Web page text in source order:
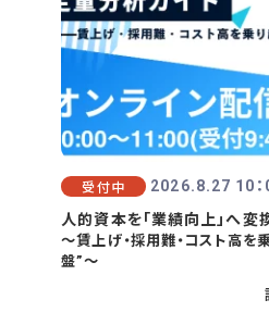
受付中
2026.8.27 10：
人的資本を「業績向上」へ変
～賃上げ・採用難・コスト高を
盤”～